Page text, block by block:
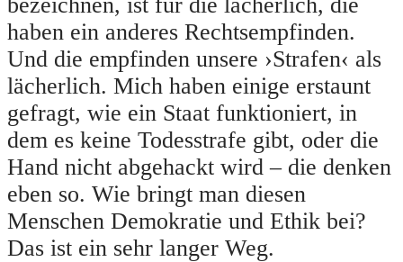
haben ein anderes Rechtsempfinden.
Und die empfinden unsere ›Strafen‹ als
lächerlich. Mich haben einige erstaunt
gefragt, wie ein Staat funktioniert, in
dem es keine Todesstrafe gibt, oder die
Hand nicht abgehackt wird – die denken
eben so. Wie bringt man diesen
Menschen Demokratie und Ethik bei?
Das ist ein sehr langer Weg.